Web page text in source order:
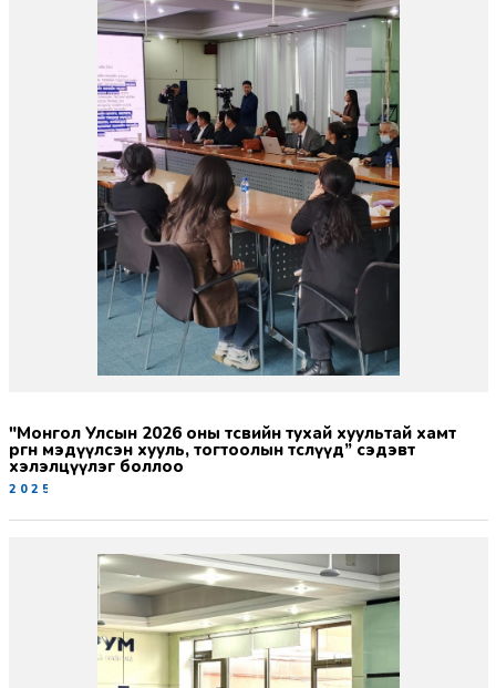
"Монгол Улсын 2026 оны төсвийн тухай хуультай хамт
өргөн мэдүүлсэн хууль, тогтоолын төслүүд” сэдэвт
хэлэлцүүлэг боллоо
2025-10-15